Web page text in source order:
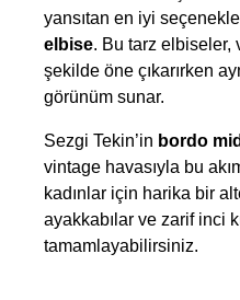
yansıtan en iyi
elbise. Bu tarz elbiseler,
şekilde öne çıkarırken
görünüm sunar.
Sezgi Tekin’in bordo
vintage havasıyla bu
kadınlar için harika bir
ayakkabılar ve zarif inci
tamamlayabilirsiniz.